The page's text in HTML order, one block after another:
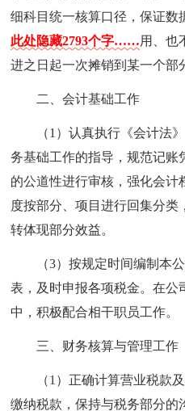
细科目统一核算口径，保证数
此处隐藏2793个字……用、也
进之日起一次摊销到某一个部
二、会计基础工作
（1）认真执行《会计法
务基础工作的指导，规范记账
的公道性进行审核，强化会计
度按部分、项目进行回集分
转体现部分效益。
（3）按规定时间编制本
表，及时申报各项税金。在公
中，积极配合相干职员工作。
三、财务核算与管理工作
（1）正确计算营业税款
缴纳税款，保持与税务部分的